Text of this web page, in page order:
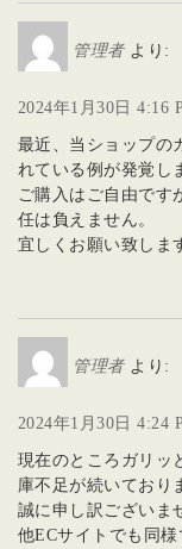
管理者 より:
2024年1月30日 4:16
最近、当ショップの
れている例が発覚し
ご購入はご自由です
任は負えません。
宜しくお願い致しま
管理者 より:
2024年1月30日 4:24
現在のところガリッ
庫不足が続いており
誠に申し訳ございま
他ECサイトでも同